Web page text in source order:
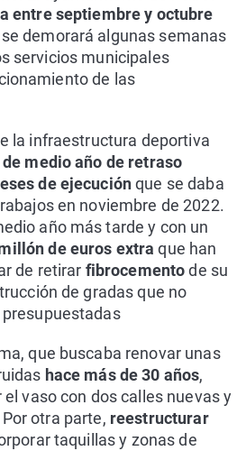
entre septiembre y octubre
demorará algunas semanas
servicios municipales
de las
la infraestructura deportiva
medio año de retraso
de ejecuciónque se daba
en noviembre de 2022.
año más tarde y con un
de euros extra que han
de retirar fibrocementode su
de gradas que no
que buscaba renovar unas
hace más de 30 años,
vaso con dos calles nuevas y
otra parte, reestructurar
taquillas y zonas de